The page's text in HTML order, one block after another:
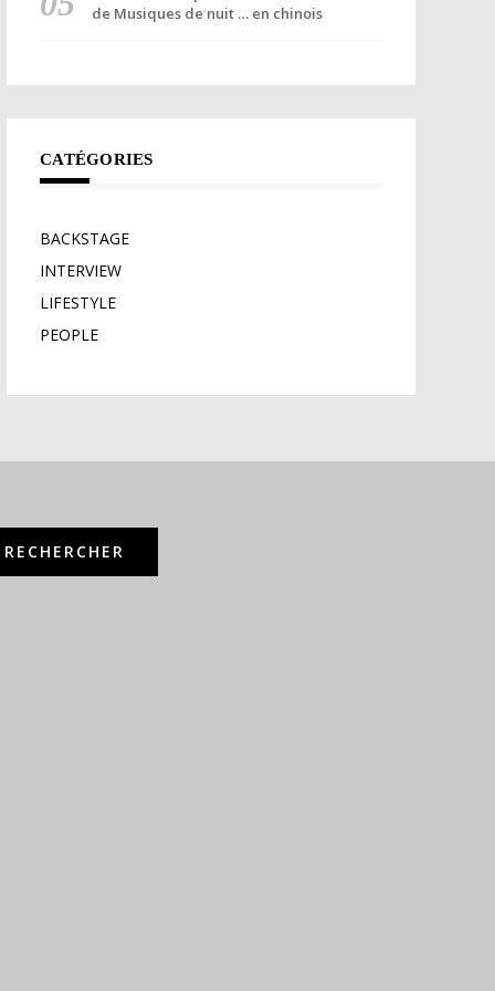
de Musiques de nuit … en chinois
CATÉGORIES
BACKSTAGE
INTERVIEW
LIFESTYLE
PEOPLE